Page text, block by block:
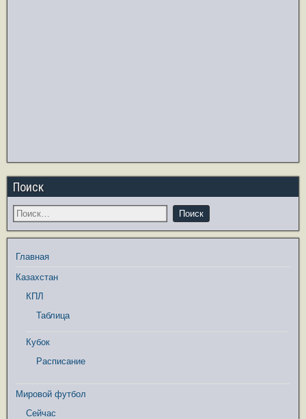
Поиск
Главная
Казахстан
КПЛ
Таблица
Кубок
Расписание
Мировой футбол
Сейчас